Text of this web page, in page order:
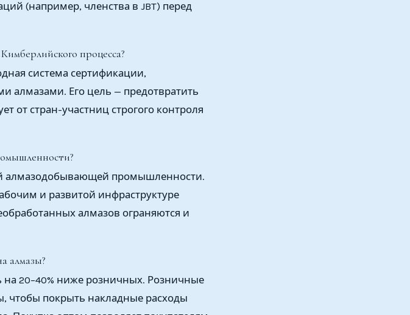
(например, членства в JBT) перед
процесса?
система сертификации,
алмазами. Его цель — предотвратить
от стран-участниц строгого контроля
алмазодобывающей промышленности.
и развитой инфраструктуре
алмазов ограняются и
алмазы?
20–40% ниже розничных. Розничные
покрыть накладные расходы